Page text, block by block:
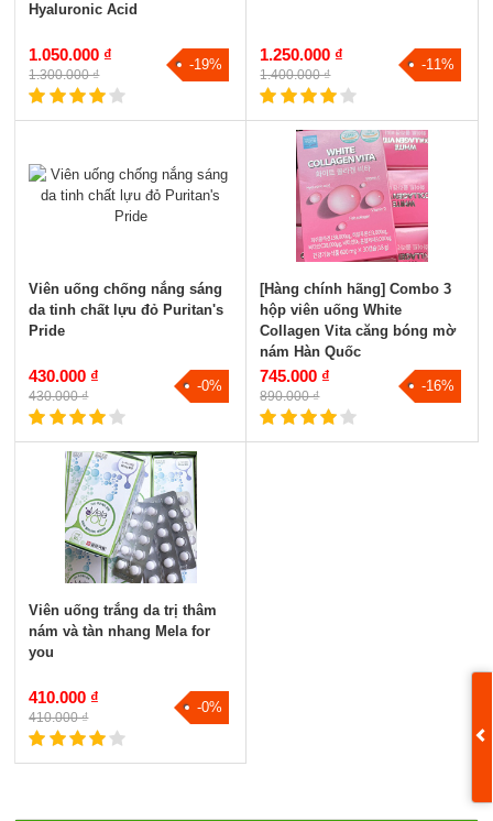
Hyaluronic Acid
1.050.000 ₫
1.300.000 ₫
-19%
1.250.000 ₫
1.400.000 ₫
-11%
Viên uống chống nắng sáng
da tinh chất lựu đỏ Puritan's
Pride
430.000 ₫
430.000 ₫
-0%
[Hàng chính hãng] Combo 3
hộp viên uống White
Collagen Vita căng bóng mờ
nám Hàn Quốc
745.000 ₫
890.000 ₫
-16%
Viên uống trắng da trị thâm
nám và tàn nhang Mela for
you
410.000 ₫
410.000 ₫
-0%